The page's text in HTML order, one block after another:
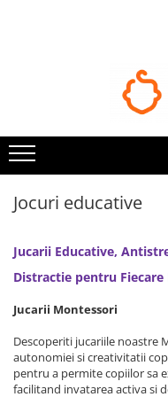
Bariere protectie pentru
Protectii mobilier
Protectie colturi mobila
Sigurante pentru sertare
Kituri de siguranta pentru
bebelusi
Protectii casa
Jocuri educative
Jucarii Educative,
Distractie pentru Fiecare
Jucarii Montessori
Descoperiti jucariile noastre
autonomiei si creativitatii
pentru a permite copiilor sa
facilitand invatarea activa si